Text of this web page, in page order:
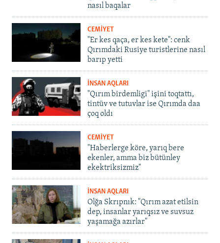
nasıl baqalar
CEMİYET
"Er kes qaça, er kes kete": cenk
Qırımdaki Rusiye turistlerine nasıl
barıp yetti
İNSAN AQLARI
"Qırım birdemligi" işini toqtattı,
tintüv ve tutuvlar ise Qırımda daa
çoq oldı
CEMİYET
"Haberlerge köre, yarıq bere
ekenler, amma biz bütünley
ekektriksizmiz"
İNSAN AQLARI
Olğa Skrıpnık: "Qırım azat etilsin
dep, insanlar yarıqsız ve suvsuz
yaşamağa azırlar"